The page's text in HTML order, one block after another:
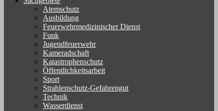
Atemschutz
Ausbildung
Feuerwehrmedizinischer Dienst
Funk
Jugendfeuerwehr
Kameradschaft
Katastrophenschutz
Öffentlichkeitsarbeit
Sport
Strahlenschutz-Gefahrengut
Technik
Wasserdienst